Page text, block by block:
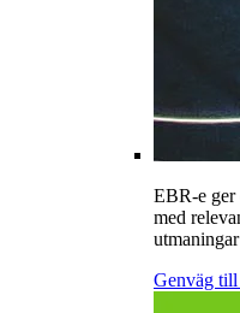
EBR-e
med
Genväg